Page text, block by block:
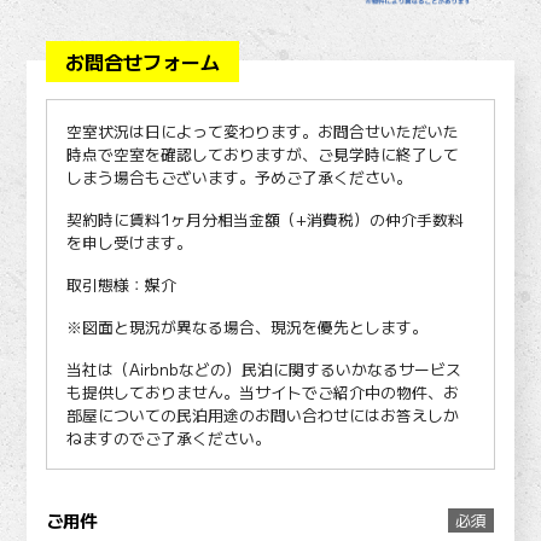
お問合せフォーム
ご用件 必須
空室状況は日によって変わります。お問合せいただいた
時点で空室を確認しておりますが、ご見学時に終了して
しまう場合もございます。予めご了承ください。
契約時に賃料1ヶ月分相当金額（+消費税）の仲介手数料
を申し受けます。
取引態様：媒介
※図面と現況が異なる場合、現況を優先とします。
当社は（Airbnbなどの）民泊に関するいかなるサービス
も提供しておりません。当サイトでご紹介中の物件、お
部屋についての民泊用途のお問い合わせにはお答えしか
ねますのでご了承ください。